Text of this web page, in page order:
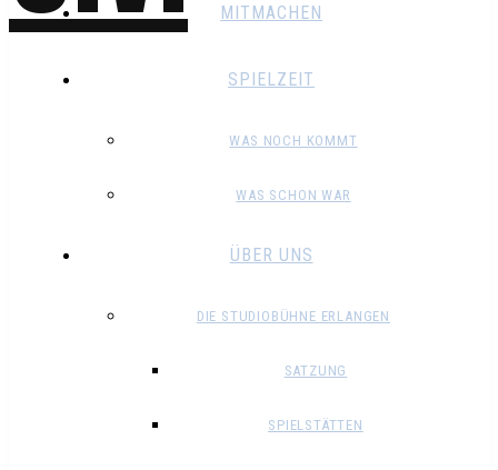
MITMACHEN
SPIELZEIT
WAS NOCH KOMMT
WAS SCHON WAR
ÜBER UNS
DIE STUDIOBÜHNE ERLANGEN
SATZUNG
SPIELSTÄTTEN